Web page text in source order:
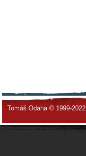
Tomáš Odaha © 1999-2022